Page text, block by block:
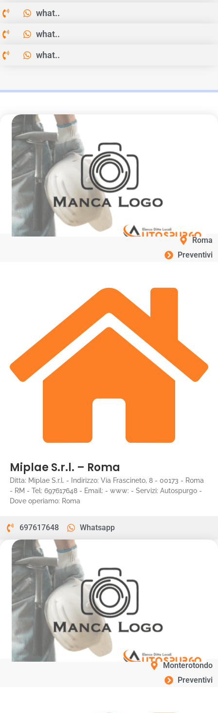
what..
what..
what..
Roma
Preventivi
Miplae S.r.l. – Roma
Ditta: Miplae S.r.l. - Indirizzo: Via Frascineto, 8 - 00173 - Roma
- RM - Tel: 697617648 - Email: - www: - Servizi: Autospurgo -
Dove operiamo: Roma
697617648 Whatsapp
Monterotondo
Preventivi